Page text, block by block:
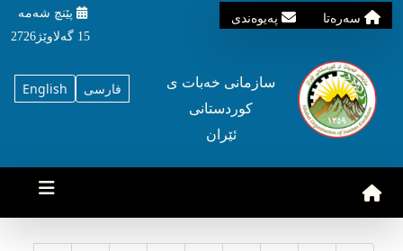
سه‌ره‌تا په‌یوه‌ندی
پێنچ شه‌مه‌
15 گه‌لاوێژ2726
English فارسی
سازمانی خه‌بات ی
کوردستانی
ئێران